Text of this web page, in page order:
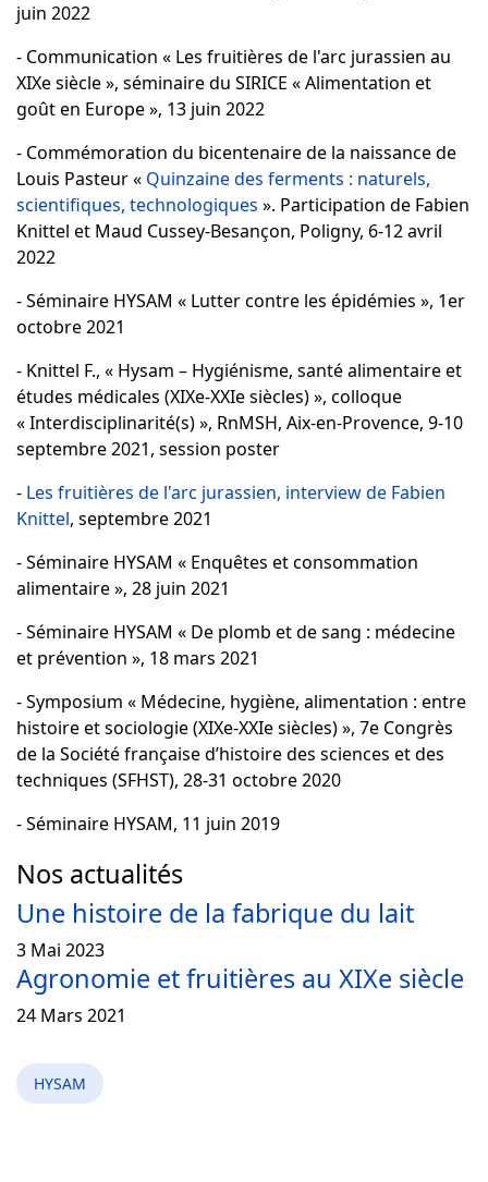
juin 2022
- Communication « Les fruitières de l'arc jurassien au
XIXe siècle », séminaire du SIRICE « Alimentation et
goût en Europe », 13 juin 2022
- Commémoration du bicentenaire de la naissance de
Louis Pasteur « Quinzaine des ferments : naturels,
scientifiques, technologiques ». Participation de Fabien
Knittel et Maud Cussey-Besançon, Poligny, 6-12 avril
2022
- Séminaire HYSAM « Lutter contre les épidémies », 1er
octobre 2021
- Knittel F., « Hysam – Hygiénisme, santé alimentaire et
études médicales (XIXe-XXIe siècles) », colloque
« Interdisciplinarité(s) », RnMSH, Aix-en-Provence, 9-10
septembre 2021, session poster
- Les fruitières de l'arc jurassien, interview de Fabien
Knittel, septembre 2021
- Séminaire HYSAM « Enquêtes et consommation
alimentaire », 28 juin 2021
- Séminaire HYSAM « De plomb et de sang : médecine
et prévention », 18 mars 2021
- Symposium « Médecine, hygiène, alimentation : entre
histoire et sociologie (XIXe-XXIe siècles) », 7e Congrès
de la Société française d’histoire des sciences et des
techniques (SFHST), 28-31 octobre 2020
- Séminaire HYSAM, 11 juin 2019
Nos actualités
Une histoire de la fabrique du lait
3 Mai 2023
Agronomie et fruitières au XIXe siècle
24 Mars 2021
HYSAM